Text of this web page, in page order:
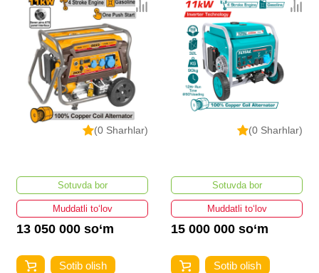
(0 Sharhlar)
Sotuvda bor
Muddatli to‘lov
13 050 000 so‘m
Sotib olish
(0 Sharhlar)
Sotuvda bor
Muddatli to‘lov
15 000 000 so‘m
Sotib olish